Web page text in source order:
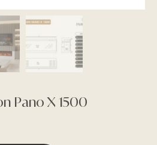
Pano X 1500